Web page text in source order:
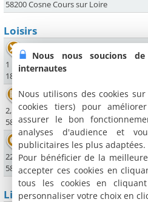
58200 Cosne Cours sur Loire
Loisirs
La Gaiété Léréenne
1 rue Achille Laforge
18240 Léré
Cinéma Eden
2, rue Saint-Agnan
58200 Cosne Cours sur Loire
Bowling de Cosne
22, rue du Maréchal Leclerc
58200 Cosne Cours sur Loire
Lieux sportifs
Nous nous soucions
internautes
Nous utilisons des cookies
cookies tiers) pour
assurer le bon
analyses d'audience et
publicitaires les plus adaptées.
Pour bénéficier de la
accepter ces cookies en
tous les cookies en
personnaliser votre choix en